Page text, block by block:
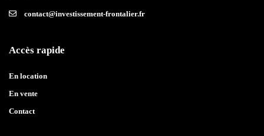
contact@investissement-frontalier.fr
Accès rapide
En location
En vente
Contact